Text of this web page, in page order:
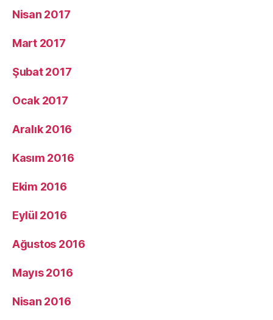
Nisan 2017
Mart 2017
Şubat 2017
Ocak 2017
Aralık 2016
Kasım 2016
Ekim 2016
Eylül 2016
Ağustos 2016
Mayıs 2016
Nisan 2016